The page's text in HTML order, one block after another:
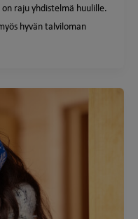
raju yhdistelmä huulille.
hyvän talviloman